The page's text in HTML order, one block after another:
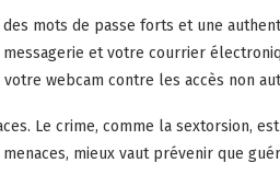
mots de passe forts et une
et votre courrier
webcam contre les accès non
Le crime, comme la sextorsion,
mieux vaut prévenir que